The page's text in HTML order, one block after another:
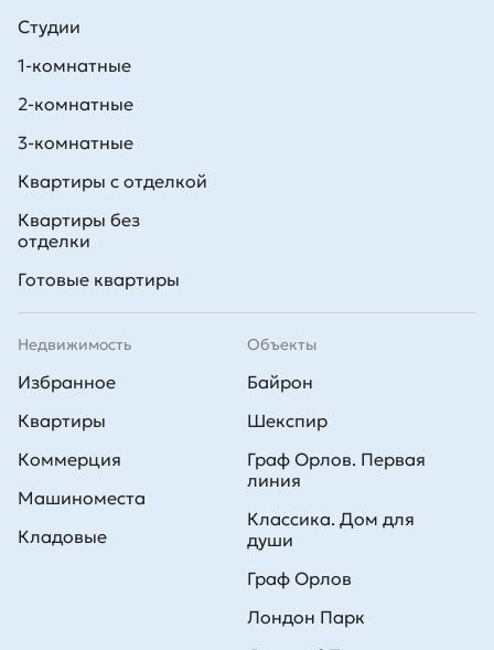
Студии
1-комнатные
2-комнатные
3-комнатные
Квартиры с отделкой
Квартиры без
отделки
Готовые квартиры
Недвижимость
Избранное
Квартиры
Коммерция
Машиноместа
Кладовые
Объекты
Байрон
Шекспир
Граф Орлов. Первая
линия
Классика. Дом для
души
Граф Орлов
Лондон Парк